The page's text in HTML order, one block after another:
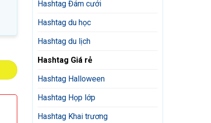
Hashtag Đám cưới
Hashtag du học
Hashtag du lịch
Hashtag Giá rẻ
Hashtag Halloween
Hashtag Họp lớp
Hashtag Khai trương